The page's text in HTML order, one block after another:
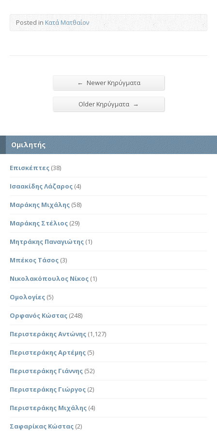
Posted in Κατά Ματθαίον
← Newer Κηρύγματα
Older Κηρύγματα →
Ομιλητής
Επισκέπτες (38)
Ισαακίδης Λάζαρος (4)
Μαράκης Μιχάλης (58)
Μαράκης Στέλιος (29)
Μητράκης Παναγιώτης (1)
Μπέκος Τάσος (3)
Νικολακόπουλος Νίκος (1)
Ομολογίες (5)
Ορφανός Κώστας (248)
Περιστεράκης Αντώνης (1,127)
Περιστεράκης Αρτέμης (5)
Περιστεράκης Γιάννης (52)
Περιστεράκης Γιώργος (2)
Περιστεράκης Μιχάλης (4)
Σαφαρίκας Κώστας (2)